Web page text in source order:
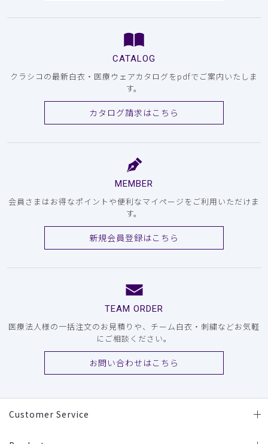
CATALOG
クラシコの最新白衣・医療ウェアカタログをpdfでご案内いたしま
す。
カタログ請求はこちら
MEMBER
会員さまはお得なポイントや便利なマイページをご利用いただけま
す。
新規会員登録はこちら
TEAM ORDER
医療法人様の一括注文のお見積りや、チーム白衣・刺繍などお気軽
にご相談ください。
お問い合わせはこちら
Customer Service